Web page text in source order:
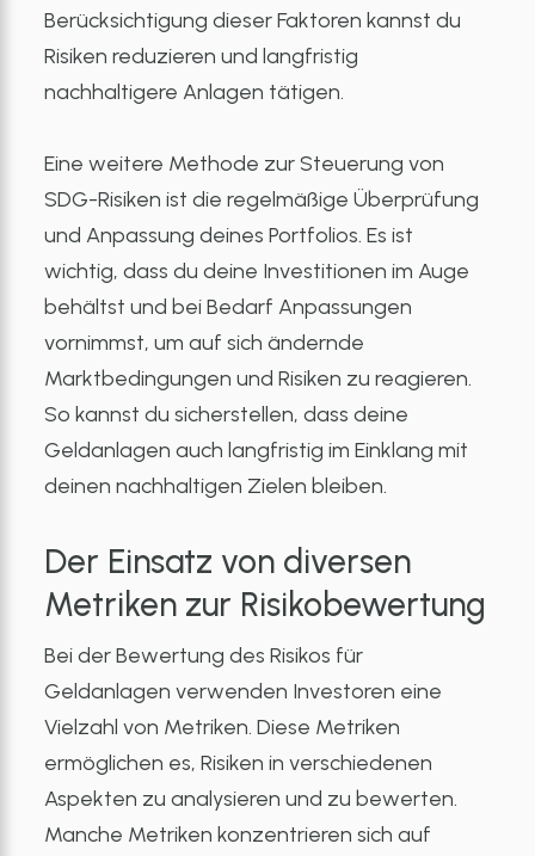
Berücksichtigung dieser Faktoren kannst du
Risiken reduzieren und langfristig
nachhaltigere Anlagen tätigen.
Eine weitere Methode zur Steuerung von
SDG-Risiken ist die regelmäßige Überprüfung
und Anpassung deines Portfolios. Es ist
wichtig, dass du deine Investitionen im Auge
behältst und bei Bedarf Anpassungen
vornimmst, um auf sich ändernde
Marktbedingungen und Risiken zu reagieren.
So kannst du sicherstellen, dass deine
Geldanlagen auch langfristig im Einklang mit
deinen nachhaltigen Zielen bleiben.
Der Einsatz von diversen
Metriken zur Risikobewertung
Bei der Bewertung des Risikos für
Geldanlagen verwenden Investoren eine
Vielzahl von Metriken. Diese Metriken
ermöglichen es, Risiken in verschiedenen
Aspekten zu analysieren und zu bewerten.
Manche Metriken konzentrieren sich auf